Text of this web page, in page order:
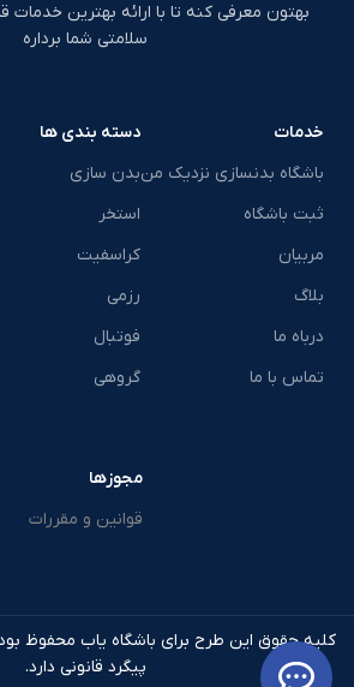
بهتون معرفی کنه تا با ارائه بهترین
سلامتی شما برداره
خدمات
باشگاه بدنسازی نزدیک من
ثبت باشگاه
مربیان
بلاگ
درباه ما
تماس با ما
دسته بندی ها
بدن سازی
استخر
کراسفیت
رزمی
فوتبال
گروهی
مجوزها
قوانین و مقررات
کلیه حقوق این طرح برای باشگاه یاب محفوظ
پیگرد قانونی دارد.